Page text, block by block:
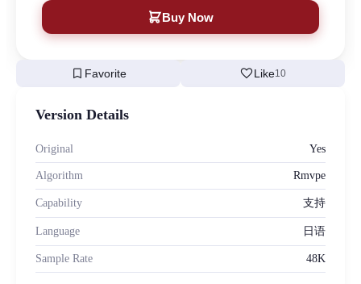
Buy Now
bookmark Favorite favoriteLike10
Version Details
Original Yes
Algorithm Rmvpe
Capability 支持
Language 日语
Sample Rate 48K